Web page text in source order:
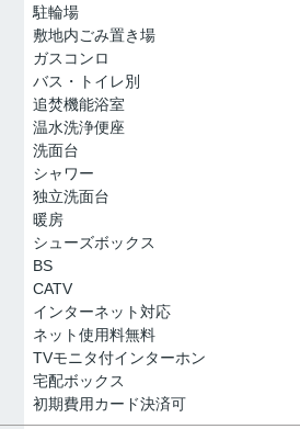
駐輪場
敷地内ごみ置き場
ガスコンロ
バス・トイレ別
追焚機能浴室
温水洗浄便座
洗面台
シャワー
独立洗面台
暖房
シューズボックス
BS
CATV
インターネット対応
ネット使用料無料
TVモニタ付インターホン
宅配ボックス
初期費用カード決済可